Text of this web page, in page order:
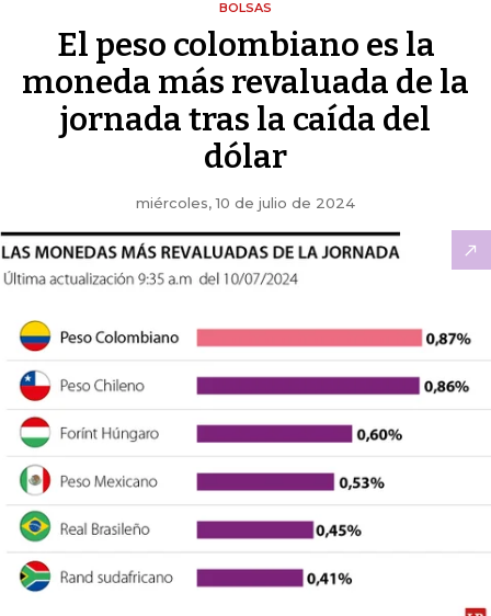
BOLSAS
El peso colombiano es la
moneda más revaluada de la
jornada tras la caída del
dólar
miércoles, 10 de julio de 2024